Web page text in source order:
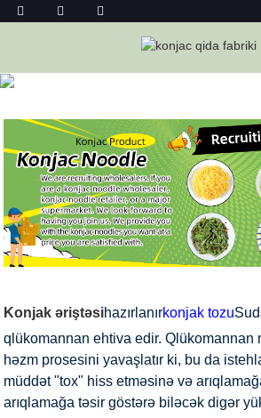
KONJAC
Konjak əriştəsihazırlanırkonjak tozu
qlükomannan ehtiva edir. Qlükomannan
həzm prosesini yavaşlatır ki, bu da
müddət "tox" hiss etməsinə və
arıqlamağa təsir göstərə biləcək digər